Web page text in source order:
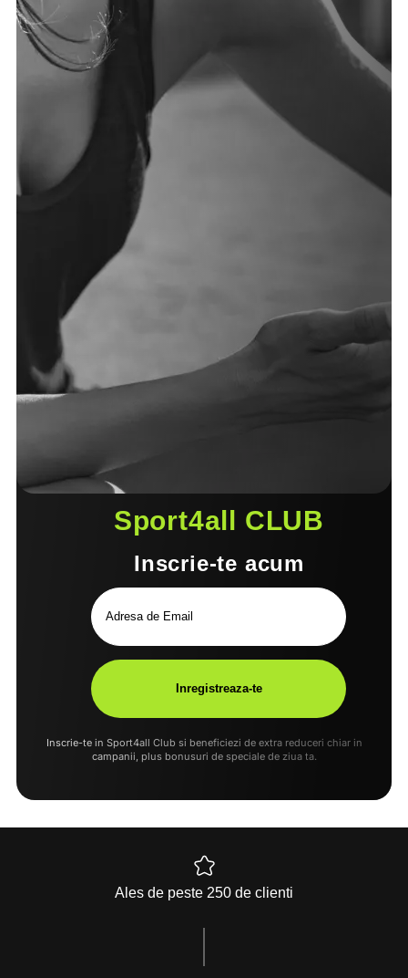
Sport4all CLUB
Inscrie-te acum
Inscrie-te in Sport4all Club si beneficiezi de extra reduceri chiar in
campanii, plus bonusuri de speciale de ziua ta.
Ales de peste 250 de clienti